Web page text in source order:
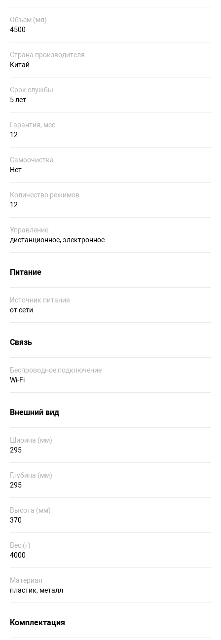
Объем (мл)
4500
Страна производителя
Китай
Срок службы
5 лет
Гарантия, мес.
12
Самоочистка
Нет
Количество режимов
12
Управление
дистанционное, электронное
Питание
Источник питания
от сети
Связь
Беспроводное подключение
Wi-Fi
Внешний вид
Ширина (мм)
295
Глубина (мм)
295
Высота (мм)
370
Вес (г)
4000
Материал
пластик, металл
Комплектация